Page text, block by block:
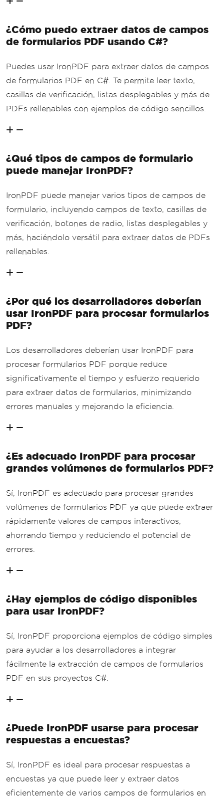
¿Cómo puedo extraer datos de campos
de formularios PDF usando C#?
Puedes usar IronPDF para extraer datos de campos
de formularios PDF en C#. Te permite leer texto,
casillas de verificación, listas desplegables y más de
PDFs rellenables con ejemplos de código sencillos.
¿Qué tipos de campos de formulario
puede manejar IronPDF?
IronPDF puede manejar varios tipos de campos de
formulario, incluyendo campos de texto, casillas de
verificación, botones de radio, listas desplegables y
más, haciéndolo versátil para extraer datos de PDFs
rellenables.
¿Por qué los desarrolladores deberían
usar IronPDF para procesar formularios
PDF?
Los desarrolladores deberían usar IronPDF para
procesar formularios PDF porque reduce
significativamente el tiempo y esfuerzo requerido
para extraer datos de formularios, minimizando
errores manuales y mejorando la eficiencia.
¿Es adecuado IronPDF para procesar
grandes volúmenes de formularios PDF?
Sí, IronPDF es adecuado para procesar grandes
volúmenes de formularios PDF ya que puede extraer
rápidamente valores de campos interactivos,
ahorrando tiempo y reduciendo el potencial de
errores.
¿Hay ejemplos de código disponibles
para usar IronPDF?
Sí, IronPDF proporciona ejemplos de código simples
para ayudar a los desarrolladores a integrar
fácilmente la extracción de campos de formularios
PDF en sus proyectos C#.
¿Puede IronPDF usarse para procesar
respuestas a encuestas?
Sí, IronPDF es ideal para procesar respuestas a
encuestas ya que puede leer y extraer datos
eficientemente de varios campos de formularios en